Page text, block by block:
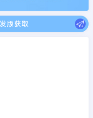
版获取